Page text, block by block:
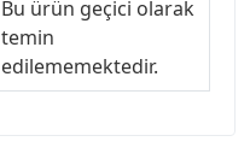
Bu ürün geçici olarak
temin
edilememektedir.